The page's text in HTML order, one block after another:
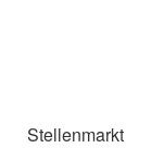
Stellenmarkt